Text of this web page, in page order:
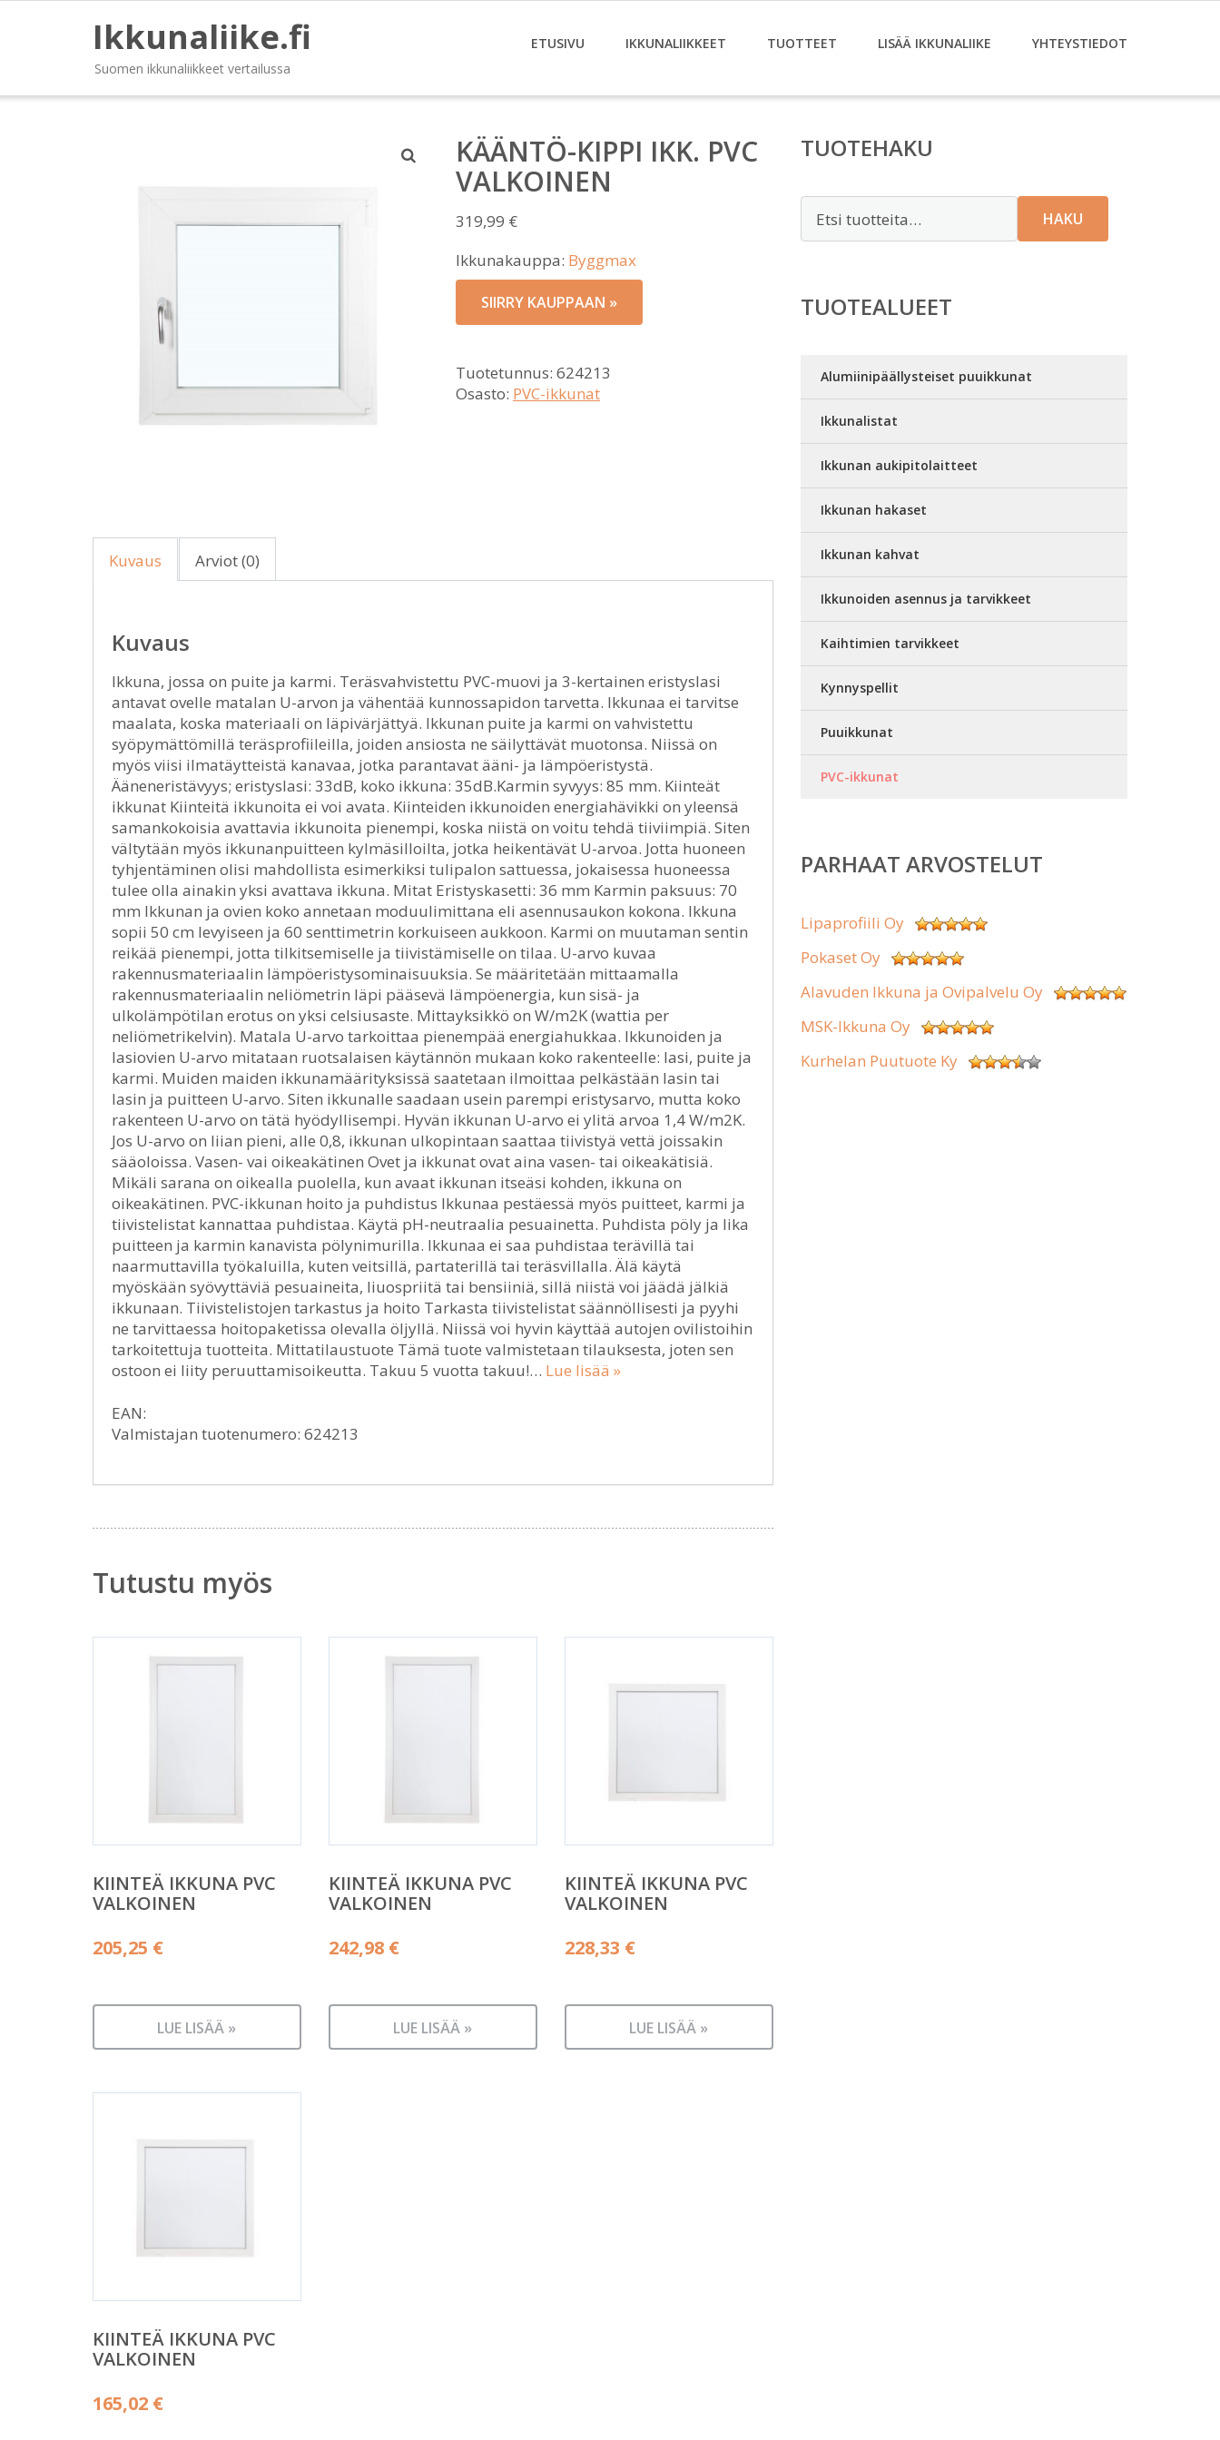
Ikkunaliike.fi
Suomen ikkunaliikkeet vertailussa
ETUSIVU IKKUNALIIKKEET TUOTTEET LISÄÄ IKKUNALIIKE YHTEYSTIEDOT
KÄÄNTÖ-KIPPI IKK. PVC
VALKOINEN
319,99 €
Ikkunakauppa: Byggmax
SIIRRY KAUPPAAN »
Tuotetunnus: 624213
Osasto: PVC-ikkunat
Kuvaus Arviot (0)
Kuvaus
Ikkuna, jossa on puite ja karmi. Teräsvahvistettu PVC-muovi ja 3-kertainen eristyslasi
antavat ovelle matalan U-arvon ja vähentää kunnossapidon tarvetta. Ikkunaa ei tarvitse
maalata, koska materiaali on läpivärjättyä. Ikkunan puite ja karmi on vahvistettu
syöpymättömillä teräsprofiileilla, joiden ansiosta ne säilyttävät muotonsa. Niissä on
myös viisi ilmatäytteistä kanavaa, jotka parantavat ääni- ja lämpöeristystä.
Ääneneristävyys; eristyslasi: 33dB, koko ikkuna: 35dB.Karmin syvyys: 85 mm. Kiinteät
ikkunat Kiinteitä ikkunoita ei voi avata. Kiinteiden ikkunoiden energiahävikki on yleensä
samankokoisia avattavia ikkunoita pienempi, koska niistä on voitu tehdä tiiviimpiä. Siten
vältytään myös ikkunanpuitteen kylmäsilloilta, jotka heikentävät U-arvoa. Jotta huoneen
tyhjentäminen olisi mahdollista esimerkiksi tulipalon sattuessa, jokaisessa huoneessa
tulee olla ainakin yksi avattava ikkuna. Mitat Eristyskasetti: 36 mm Karmin paksuus: 70
mm Ikkunan ja ovien koko annetaan moduulimittana eli asennusaukon kokona. Ikkuna
sopii 50 cm levyiseen ja 60 senttimetrin korkuiseen aukkoon. Karmi on muutaman sentin
reikää pienempi, jotta tilkitsemiselle ja tiivistämiselle on tilaa. U-arvo kuvaa
rakennusmateriaalin lämpöeristysominaisuuksia. Se määritetään mittaamalla
rakennusmateriaalin neliömetrin läpi pääsevä lämpöenergia, kun sisä- ja
ulkolämpötilan erotus on yksi celsiusaste. Mittayksikkö on W/m2K (wattia per
neliömetrikelvin). Matala U-arvo tarkoittaa pienempää energiahukkaa. Ikkunoiden ja
lasiovien U-arvo mitataan ruotsalaisen käytännön mukaan koko rakenteelle: lasi, puite ja
karmi. Muiden maiden ikkunamäärityksissä saatetaan ilmoittaa pelkästään lasin tai
lasin ja puitteen U-arvo. Siten ikkunalle saadaan usein parempi eristysarvo, mutta koko
rakenteen U-arvo on tätä hyödyllisempi. Hyvän ikkunan U-arvo ei ylitä arvoa 1,4 W/m2K.
Jos U-arvo on liian pieni, alle 0,8, ikkunan ulkopintaan saattaa tiivistyä vettä joissakin
sääoloissa. Vasen- vai oikeakätinen Ovet ja ikkunat ovat aina vasen- tai oikeakätisiä.
Mikäli sarana on oikealla puolella, kun avaat ikkunan itseäsi kohden, ikkuna on
oikeakätinen. PVC-ikkunan hoito ja puhdistus Ikkunaa pestäessä myös puitteet, karmi ja
tiivistelistat kannattaa puhdistaa. Käytä pH-neutraalia pesuainetta. Puhdista pöly ja lika
puitteen ja karmin kanavista pölynimurilla. Ikkunaa ei saa puhdistaa terävillä tai
naarmuttavilla työkaluilla, kuten veitsillä, partaterillä tai teräsvillalla. Älä käytä
myöskään syövyttäviä pesuaineita, liuospriitä tai bensiiniä, sillä niistä voi jäädä jälkiä
ikkunaan. Tiivistelistojen tarkastus ja hoito Tarkasta tiivistelistat säännöllisesti ja pyyhi
ne tarvittaessa hoitopaketissa olevalla öljyllä. Niissä voi hyvin käyttää autojen ovilistoihin
tarkoitettuja tuotteita. Mittatilaustuote Tämä tuote valmistetaan tilauksesta, joten sen
ostoon ei liity peruuttamisoikeutta. Takuu 5 vuotta takuu!… Lue lisää »
EAN:
Valmistajan tuotenumero: 624213
Tutustu myös
KIINTEÄ IKKUNA PVC
VALKOINEN
205,25 €
LUE LISÄÄ »
KIINTEÄ IKKUNA PVC
VALKOINEN
242,98 €
LUE LISÄÄ »
KIINTEÄ IKKUNA PVC
VALKOINEN
228,33 €
LUE LISÄÄ »
KIINTEÄ IKKUNA PVC
VALKOINEN
165,02 €
TUOTEHAKU
HAKU
TUOTEALUEET
Alumiinipäällysteiset puuikkunat
Ikkunalistat
Ikkunan aukipitolaitteet
Ikkunan hakaset
Ikkunan kahvat
Ikkunoiden asennus ja tarvikkeet
Kaihtimien tarvikkeet
Kynnyspellit
Puuikkunat
PVC-ikkunat
PARHAAT ARVOSTELUT
Lipaprofiili Oy
Pokaset Oy
Alavuden Ikkuna ja Ovipalvelu Oy
MSK-Ikkuna Oy
Kurhelan Puutuote Ky